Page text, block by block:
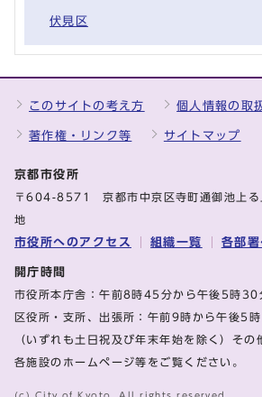
伏見区
このサイトの考え方 個人情報の取
著作権・リンク等 サイトマップ
京都市役所
〒604-8571 京都市中京区寺町通御池上る
地
市役所へのアクセス 組織一覧 各部
開庁時間
市役所本庁舎：午前8時45分から午後5時
区役所・支所、出張所：午前9時から午後5
（いずれも土日祝及び年末年始を除く）その
各施設のホームページ等をご覧ください。